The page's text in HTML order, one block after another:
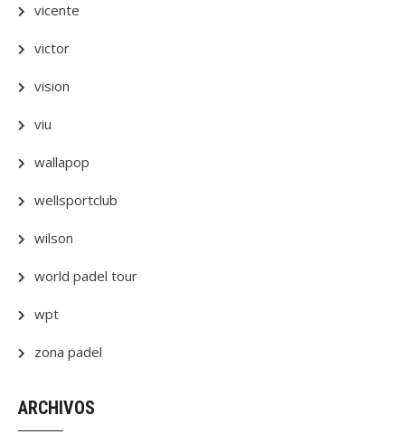
vicente
victor
vision
viu
wallapop
wellsportclub
wilson
world padel tour
wpt
zona padel
ARCHIVOS